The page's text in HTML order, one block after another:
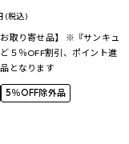
(税込)
お取り寄せ品】 ※『サンキュ
５％OFF割引、ポイント進
となります
5％OFF除外品